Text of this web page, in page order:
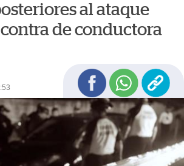
al ataque
de conductora